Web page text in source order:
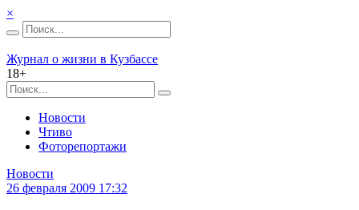
×
Журнал о жизни в Кузбассе
18+
Новости
Чтиво
Фоторепортажи
Новости
26 февраля 2009 17:32